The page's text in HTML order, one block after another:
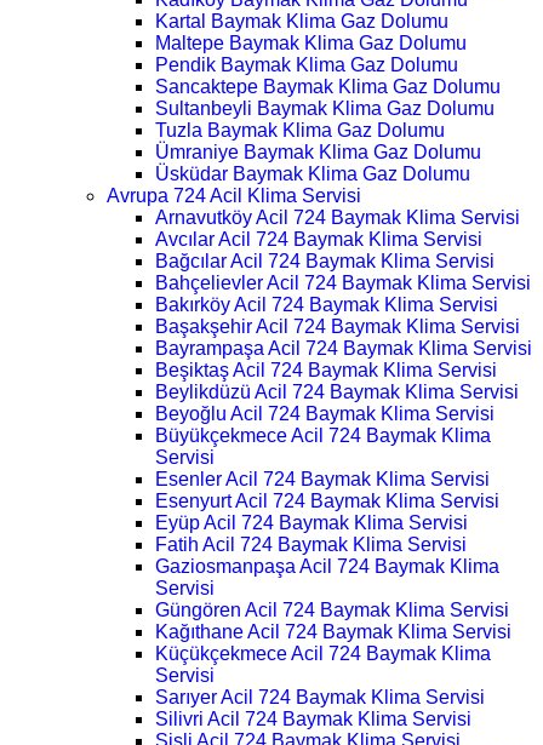
Kartal Baymak Klima Gaz Dolumu
Maltepe Baymak Klima Gaz Dolumu
Pendik Baymak Klima Gaz Dolumu
Sancaktepe Baymak Klima Gaz Dolumu
Sultanbeyli Baymak Klima Gaz Dolumu
Tuzla Baymak Klima Gaz Dolumu
Ümraniye Baymak Klima Gaz Dolumu
Üsküdar Baymak Klima Gaz Dolumu
Avrupa 724 Acil Klima Servisi
Arnavutköy Acil 724 Baymak Klima Servisi
Avcılar Acil 724 Baymak Klima Servisi
Bağcılar Acil 724 Baymak Klima Servisi
Bahçelievler Acil 724 Baymak Klima Servisi
Bakırköy Acil 724 Baymak Klima Servisi
Başakşehir Acil 724 Baymak Klima Servisi
Bayrampaşa Acil 724 Baymak Klima Servisi
Beşiktaş Acil 724 Baymak Klima Servisi
Beylikdüzü Acil 724 Baymak Klima Servisi
Beyoğlu Acil 724 Baymak Klima Servisi
Büyükçekmece Acil 724 Baymak Klima
Servisi
Esenler Acil 724 Baymak Klima Servisi
Esenyurt Acil 724 Baymak Klima Servisi
Eyüp Acil 724 Baymak Klima Servisi
Fatih Acil 724 Baymak Klima Servisi
Gaziosmanpaşa Acil 724 Baymak Klima
Servisi
Güngören Acil 724 Baymak Klima Servisi
Kağıthane Acil 724 Baymak Klima Servisi
Küçükçekmece Acil 724 Baymak Klima
Servisi
Sarıyer Acil 724 Baymak Klima Servisi
Silivri Acil 724 Baymak Klima Servisi
Şişli Acil 724 Baymak Klima Servisi